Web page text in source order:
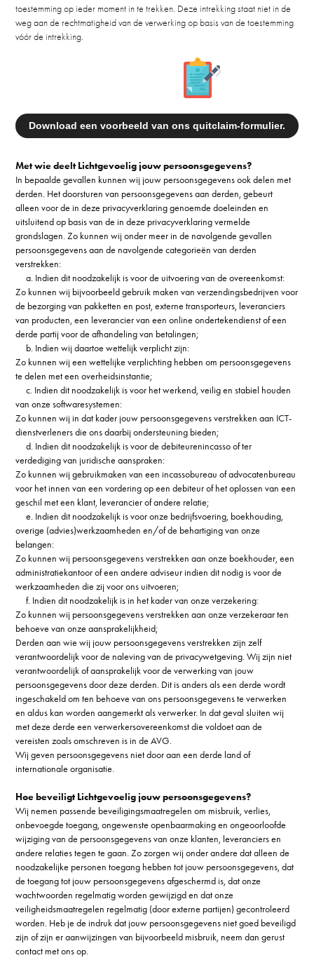
toestemming op ieder moment in te trekken. Deze intrekking staat niet in de
weg aan de rechtmatigheid van de verwerking op basis van de toestemming
vóór de intrekking.
Download een voorbeeld van ons quitclaim-formulier.
Met wie deelt Lichtgevoelig jouw persoonsgegevens?
In bepaalde gevallen kunnen wij jouw persoonsgegevens ook delen met
derden. Het doorsturen van persoonsgegevens aan derden, gebeurt
alleen voor de in deze privacyverklaring genoemde doeleinden en
uitsluitend op basis van de in deze privacyverklaring vermelde
grondslagen. Zo kunnen wij onder meer in de navolgende gevallen
persoonsgegevens aan de navolgende categorieën van derden
verstrekken:
a. Indien dit noodzakelijk is voor de uitvoering van de overeenkomst:
Zo kunnen wij bijvoorbeeld gebruik maken van verzendingsbedrijven voor
de bezorging van pakketten en post, externe transporteurs, leveranciers
van producten, een leverancier van een online ondertekendienst of een
derde partij voor de afhandeling van betalingen;
b. Indien wij daartoe wettelijk verplicht zijn:
Zo kunnen wij een wettelijke verplichting hebben om persoonsgegevens
te delen met een overheidsinstantie;
c. Indien dit noodzakelijk is voor het werkend, veilig en stabiel houden
van onze softwaresystemen:
Zo kunnen wij in dat kader jouw persoonsgegevens verstrekken aan ICT-
dienstverleners die ons daarbij ondersteuning bieden;
d. Indien dit noodzakelijk is voor de debiteurenincasso of ter
verdediging van juridische aanspraken:
Zo kunnen wij gebruikmaken van een incassobureau of advocatenbureau
voor het innen van een vordering op een debiteur of het oplossen van een
geschil met een klant, leverancier of andere relatie;
e. Indien dit noodzakelijk is voor onze bedrijfsvoering, boekhouding,
overige (advies)werkzaamheden en/of de behartiging van onze
belangen:
Zo kunnen wij persoonsgegevens verstrekken aan onze boekhouder, een
administratiekantoor of een andere adviseur indien dit nodig is voor de
werkzaamheden die zij voor ons uitvoeren;
f. Indien dit noodzakelijk is in het kader van onze verzekering:
Zo kunnen wij persoonsgegevens verstrekken aan onze verzekeraar ten
behoeve van onze aansprakelijkheid;
Derden aan wie wij jouw persoonsgegevens verstrekken zijn zelf
verantwoordelijk voor de naleving van de privacywetgeving. Wij zijn niet
verantwoordelijk of aansprakelijk voor de verwerking van jouw
persoonsgegevens door deze derden. Dit is anders als een derde wordt
ingeschakeld om ten behoeve van ons persoonsgegevens te verwerken
en aldus kan worden aangemerkt als verwerker. In dat geval sluiten wij
met deze derde een verwerkersovereenkomst die voldoet aan de
vereisten zoals omschreven is in de AVG.
Wij geven persoonsgegevens niet door aan een derde land of
internationale organisatie.
Hoe beveiligt Lichtgevoelig jouw persoonsgegevens?
Wij nemen passende beveiligingsmaatregelen om misbruik, verlies,
onbevoegde toegang, ongewenste openbaarmaking en ongeoorloofde
wijziging van de persoonsgegevens van onze klanten, leveranciers en
andere relaties tegen te gaan. Zo zorgen wij onder andere dat alleen de
noodzakelijke personen toegang hebben tot jouw persoonsgegevens, dat
de toegang tot jouw persoonsgegevens afgeschermd is, dat onze
wachtwoorden regelmatig worden gewijzigd en dat onze
veiligheidsmaatregelen regelmatig (door externe partijen) gecontroleerd
worden. Heb je de indruk dat jouw persoonsgegevens niet goed beveiligd
zijn of zijn er aanwijzingen van bijvoorbeeld misbruik, neem dan gerust
contact met ons op.